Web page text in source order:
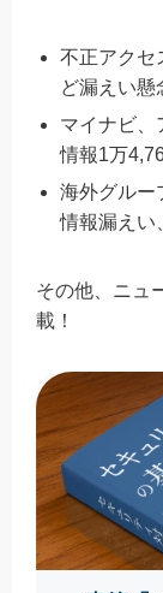
不正アクセ
ど漏えい懸
マイナビ、
情報1万
海外グルー
情報漏えい
その他、ニュ
載！